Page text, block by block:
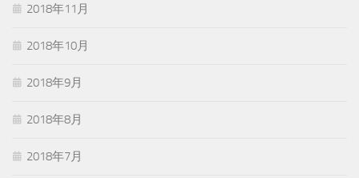
2018年11月
2018年10月
2018年9月
2018年8月
2018年7月